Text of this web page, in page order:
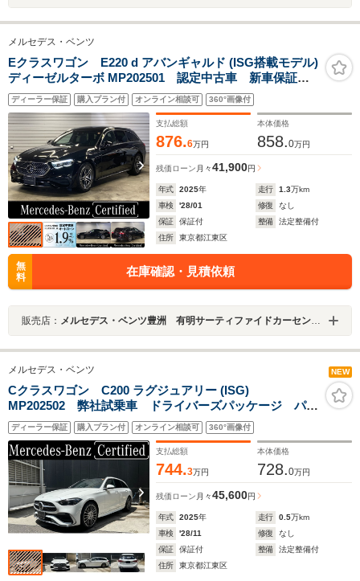
メルセデス・ベンツ
Eクラスワゴン E220 d アバンギャルド (ISG搭載モデル)
ディーゼルターボ MP202501 認定中古車 新車保証付
き サンルーフ 本革シート ハイパースクリーン ヘ
ッドアップディスプレイ 360度カメラ アンビエントラ
イト ブルメスター シートベンチレーター パフュー
ムアドマイザー MBUX
ディーラー保証 購入プラン付 オンライン相談可 360°画像付
支払総額
876.6万円
本体価格
858.0万円
残価ローン 月々41,900円
年式 2025年 走行 1.3万km
車検
'28/01 修復
なし
保証
保証付 整備
法定整備付
住所
東京都江東区
無
料
在庫確認・見積依頼
販売店： メルセデス・ベンツ豊洲 有明サーティファイドカーセンター
メルセデス・ベンツ NEW
Cクラスワゴン C200 ラグジュアリー (ISG)
MP202502 弊社試乗車 ドライバーズパッケージ パノ
ラミックスラディングルーフ リア・アクスルステアリ
ング ヘッドアップディスプレイ アダプティブダンピ
ングシステム付きサスペンション エンジニアリングパ
ッケージ
ディーラー保証 購入プラン付 オンライン相談可 360°画像付
支払総額
744.3万円
本体価格
728.0万円
残価ローン 月々45,600円
年式 2025年 走行 0.5万km
車検
'28/11 修復
なし
保証
保証付 整備
法定整備付
住所
東京都江東区